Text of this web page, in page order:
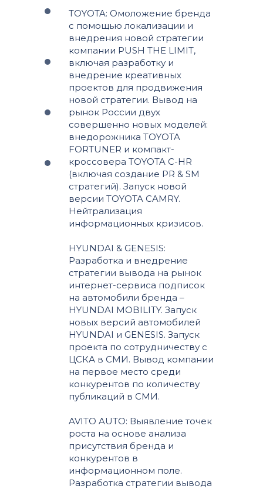
TOYOTA: Омоложение бренда
с помощью локализации и
внедрения новой стратегии
компании PUSH THE LIMIT,
включая разработку и
внедрение креативных
проектов для продвижения
новой стратегии. Вывод на
рынок России двух
совершенно новых моделей:
внедорожника TOYOTA
FORTUNER и компакт-
кроссовера TOYOTA C-HR
(включая создание PR & SM
стратегий). Запуск новой
версии TOYOTA CAMRY.
Нейтрализация
информационных кризисов.
HYUNDAI & GENESIS:
Разработка и внедрение
стратегии вывода на рынок
интернет-сервиса подписок
на автомобили бренда –
HYUNDAI MOBILITY. Запуск
новых версий автомобилей
HYUNDAI и GENESIS. Запуск
проекта по сотрудничеству с
ЦСКА в СМИ. Вывод компании
на первое место среди
конкурентов по количеству
публикаций в СМИ.
AVITO AUTO: Выявление точек
роста на основе анализа
присутствия бренда и
конкурентов в
информационном поле.
Разработка стратегии вывода